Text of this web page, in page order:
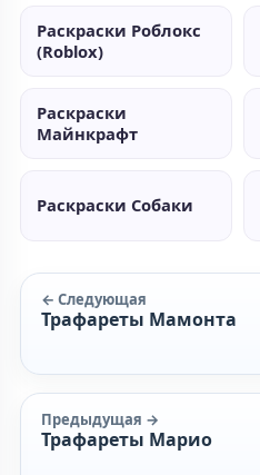
Раскраски Роблокс
(Roblox)
Раскраски
Майнкрафт
Раскраски Собаки
← Следующая
Трафареты Мамонта
Предыдущая →
Трафареты Марио